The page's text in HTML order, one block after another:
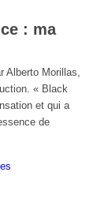
: ma
Morillas,
« Black
et qui a
de